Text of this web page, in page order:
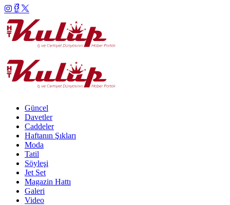
Güncel
Davetler
Caddeler
Haftanın Şıkları
Moda
Tatil
Söyleşi
Jet Set
Magazin Hattı
Galeri
Video